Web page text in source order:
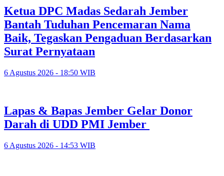
Ketua DPC Madas Sedarah Jember
Bantah Tuduhan Pencemaran Nama
Baik, Tegaskan Pengaduan Berdasarkan
Surat Pernyataan
6 Agustus 2026 - 18:50 WIB
Lapas & Bapas Jember Gelar Donor
Darah di UDD PMI Jember
6 Agustus 2026 - 14:53 WIB